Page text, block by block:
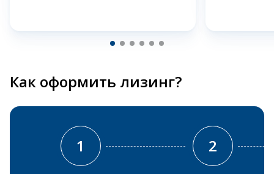
Как оформить лизинг?
1 2